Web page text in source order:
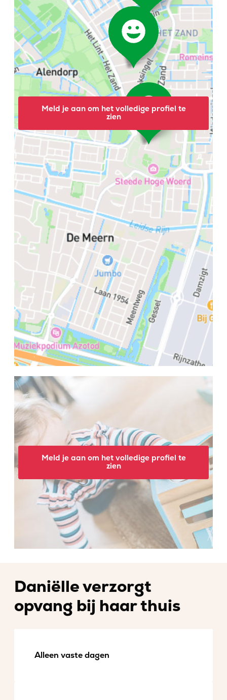
Meld je aan om het volledige profiel te
zien
Meld je aan om het volledige profiel te
zien
Daniëlle verzorgt
opvang bij haar thuis
Alleen vaste dagen